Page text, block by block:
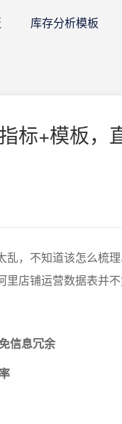
库存分析模板
标+模板，
乱，不知道该怎么梳
里店铺运营数据表并
信息冗余